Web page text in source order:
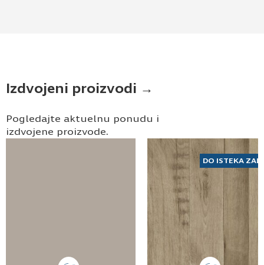
Izdvojeni proizvodi →
Pogledajte aktuelnu ponudu i
izdvojene proizvode.
DO ISTEKA